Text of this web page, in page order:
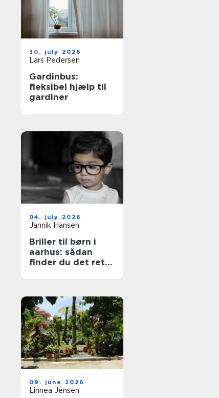
30. july 2026
Lars Pedersen
Gardinbus:
fleksibel hjælp til
gardiner
04. july 2026
Jannik Hansen
Briller til børn i
aarhus: sådan
finder du det rette
09. june 2026
Linnea Jensen